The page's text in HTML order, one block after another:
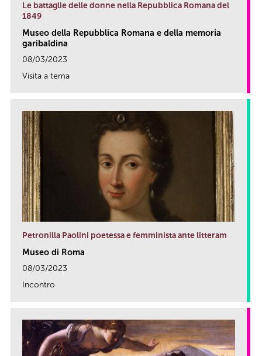
Le battaglie delle donne nella Repubblica Romana del
1849
Museo della Repubblica Romana e della memoria
garibaldina
08/03/2023
Visita a tema
Petronilla Paolini poetessa e femminista ante litteram
Museo di Roma
08/03/2023
Incontro